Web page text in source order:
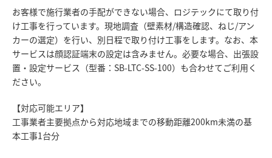
お客様で施行業者の手配ができない場合、ロジテックにて取り付
け工事を行っています。現地調査（壁素材/構造確認、ねじ/アン
カーの選定）を行い、別日程で取り付け工事をします。なお、本
サービスは顔認証端末の設定は含みません。必要な場合、出張設
置・設定サービス（型番：SB-LTC-SS-100）も合わせてご利用く
ださい。
【対応可能エリア】
工事業者主要拠点から対応地域までの移動距離200km未満の基
本工事1台分